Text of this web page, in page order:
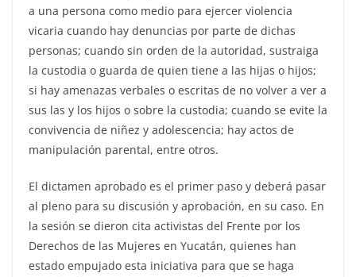
a una persona como medio para ejercer violencia
vicaria cuando hay denuncias por parte de dichas
personas; cuando sin orden de la autoridad, sustraiga
la custodia o guarda de quien tiene a las hijas o hijos;
si hay amenazas verbales o escritas de no volver a ver a
sus las y los hijos o sobre la custodia; cuando se evite la
convivencia de niñez y adolescencia; hay actos de
manipulación parental, entre otros.
El dictamen aprobado es el primer paso y deberá pasar
al pleno para su discusión y aprobación, en su caso. En
la sesión se dieron cita activistas del Frente por los
Derechos de las Mujeres en Yucatán, quienes han
estado empujado esta iniciativa para que se haga